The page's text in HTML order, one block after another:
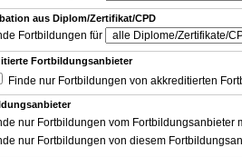
aus Diplom/Zertifikat/CPD
Fortbildungen für
Fortbildungsanbieter
Finde nur Fortbildungen von akkreditierten
nur Fortbildungen vom Fortbildungsanbieter
nur Fortbildungen von diesem